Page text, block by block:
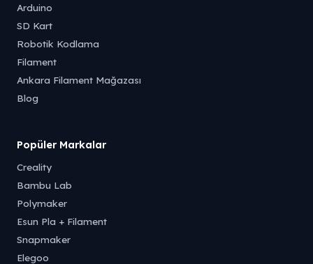
Arduino
SD Kart
Robotik Kodlama
Filament
Ankara Filament Mağazası
Blog
Popüler Markalar
Creality
Bambu Lab
Polymaker
Esun Pla + Filament
Snapmaker
Elegoo